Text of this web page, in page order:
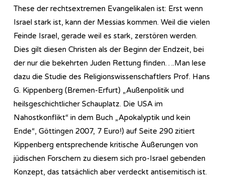
These der rechtsextremen Evangelikalen ist: Erst wenn
Israel stark ist, kann der Messias kommen. Weil die vielen
Feinde Israel, gerade weil es stark, zerstören werden.
Dies gilt diesen Christen als der Beginn der Endzeit, bei
der nur die bekehrten Juden Rettung finden….Man lese
dazu die Studie des Religionswissenschaftlers Prof. Hans
G. Kippenberg (Bremen-Erfurt) „Außenpolitik und
heilsgeschichtlicher Schauplatz. Die USA im
Nahostkonflikt“ in dem Buch „Apokalyptik und kein
Ende“, Göttingen 2007, 7 Euro!) auf Seite 290 zitiert
Kippenberg entsprechende kritische Äußerungen von
jüdischen Forschern zu diesem sich pro-Israel gebenden
Konzept, das tatsächlich aber verdeckt antisemitisch ist.